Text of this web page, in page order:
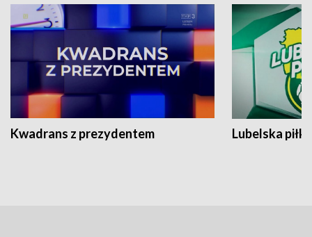
Kwadrans z prezydentem Lubelska piłka